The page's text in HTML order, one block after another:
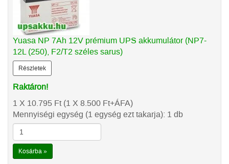
Yuasa NP 7Ah 12V prémium UPS akkumulátor (NP7-
12L (250), F2/T2 széles sarus)
Részletek
Raktáron!
1 X 10.795 Ft(1 X 8.500 Ft+ÁFA)
Mennyiségi egység (1 egység ezt takarja): 1 db
Kosárba »